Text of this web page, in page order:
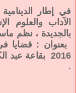
في إطار
الآداب والعلوم
بالجديدة ، نظم
.